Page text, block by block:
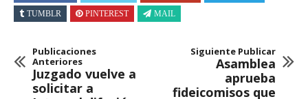
TUMBLR
PINTEREST MAIL
Publicaciones
Anteriores
Juzgado vuelve a
solicitar a
Siguiente Publicar
Asamblea
aprueba
fideicomisos que